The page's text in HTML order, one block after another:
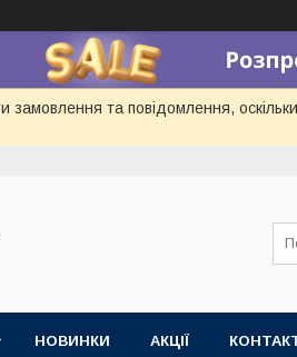
та повідомлення,
НОВИНКИ АКЦІЇ